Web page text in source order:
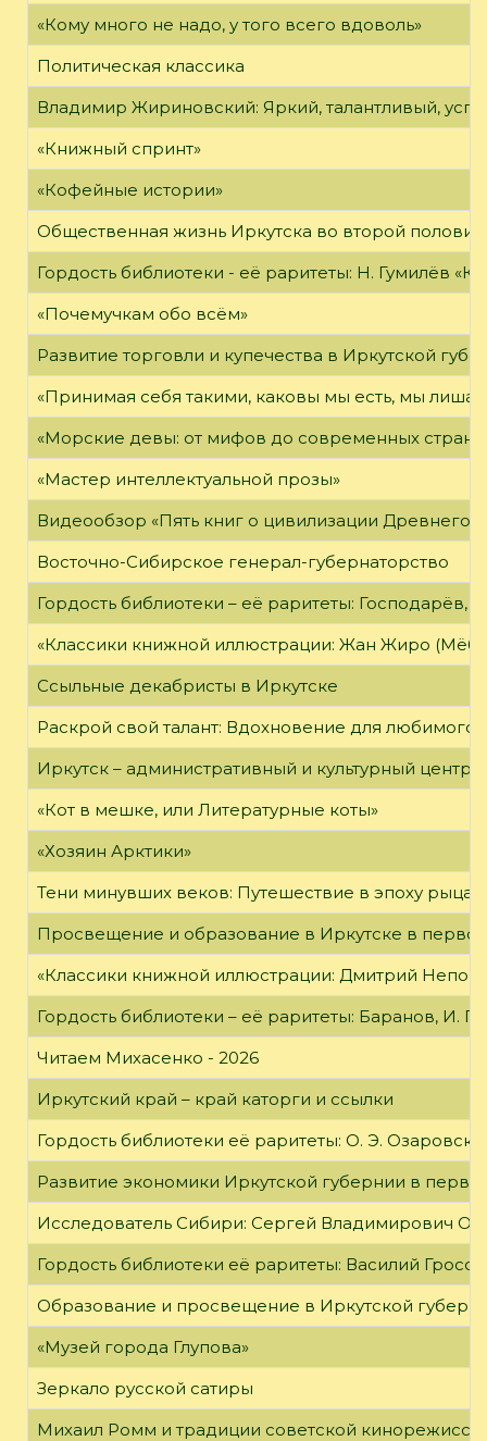
«Кому много не надо, у того всего вдоволь»
Политическая классика
Владимир Жириновский: Яркий, талантливый,
«Книжный спринт»
«Кофейные истории»
Общественная жизнь Иркутска во второй
Гордость библиотеки - её раритеты: Н. Гумилёв
«Почемучкам обо всём»
Развитие торговли и купечества в Иркутской
«Принимая себя такими, каковы мы есть, мы
«Морские девы: от мифов до современных
«Мастер интеллектуальной прозы»
Видеообзор «Пять книг о цивилизации Древнего
Восточно-Сибирское генерал-губернаторство
Гордость библиотеки – её раритеты:
«Классики книжной иллюстрации: Жан Жиро
Ссыльные декабристы в Иркутске
Раскрой свой талант: Вдохновение для любимого
Иркутск – административный и культурный центр
«Кот в мешке, или Литературные коты»
«Хозяин Арктики»
Тени минувших веков: Путешествие в эпоху
Просвещение и образование в Иркутске в
«Классики книжной иллюстрации: Дмитрий
Гордость библиотеки – её раритеты: Баранов, И.
Читаем Михасенко - 2026
Иркутский край – край каторги и ссылки
Гордость библиотеки её раритеты: О. Э.
Развитие экономики Иркутской губернии в
Исследователь Сибири: Сергей Владимирович
Гордость библиотеки её раритеты: Василий
Образование и просвещение в Иркутской
«Музей города Глупова»
Зеркало русской сатиры
Михаил Ромм и традиции советской